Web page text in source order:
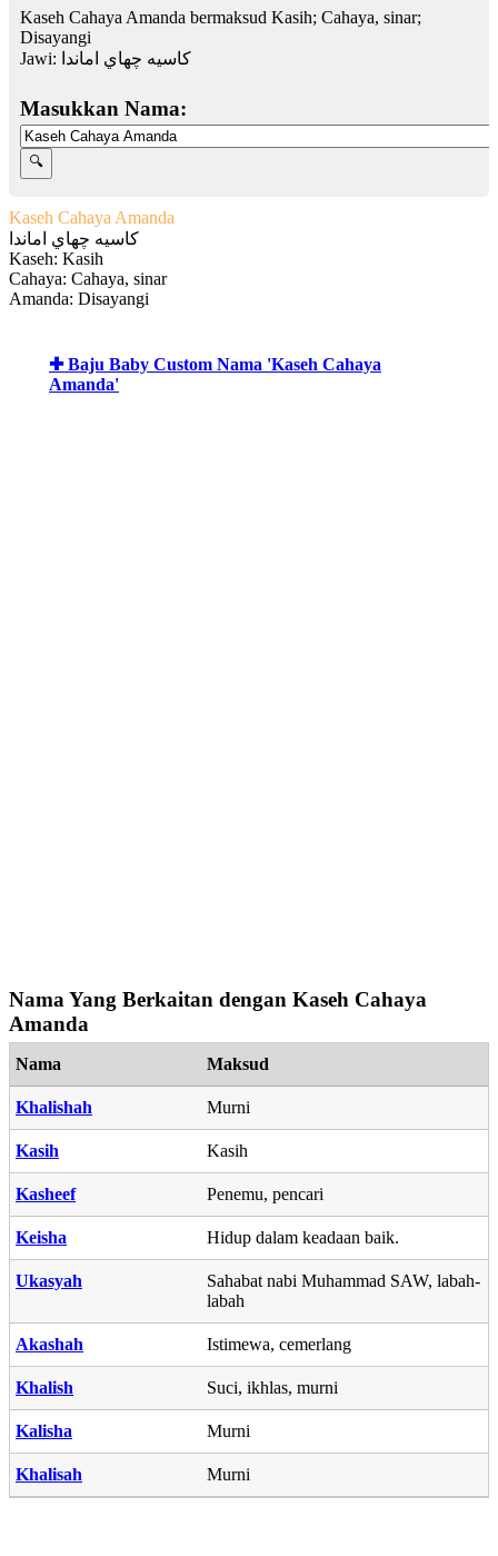
Kaseh Cahaya Amanda bermaksud Kasih; Cahaya, sinar;
Disayangi
Jawi: كاسيه چهاي اماندا
Masukkan Nama:
Kaseh Cahaya Amanda
كاسيه چهاي اماندا
Kaseh: Kasih
Cahaya: Cahaya, sinar
Amanda: Disayangi
✚ Baju Baby Custom Nama 'Kaseh Cahaya
Amanda'
Nama Yang Berkaitan dengan Kaseh Cahaya
Amanda
Nama Maksud
Khalishah Murni
Kasih Kasih
Kasheef Penemu, pencari
Keisha Hidup dalam keadaan baik.
Ukasyah
Sahabat nabi Muhammad SAW, labah-
labah
Akashah Istimewa, cemerlang
Khalish Suci, ikhlas, murni
Kalisha Murni
Khalisah Murni